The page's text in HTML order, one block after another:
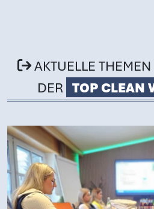
AKTUELLE
DER TOP CLEAN